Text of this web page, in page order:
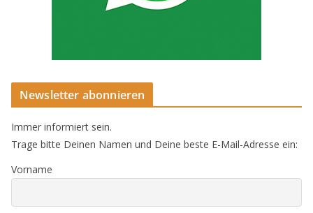
Newsletter abonnieren
Immer informiert sein.
Trage bitte Deinen Namen und Deine beste E-Mail-Adresse ein:
Vorname